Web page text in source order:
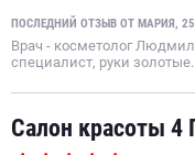
ПОСЛЕДНИЙ ОТЗЫВ ОТ МАРИЯ, 25
Врач - косметолог
специалист, руки
Салон красоты 4